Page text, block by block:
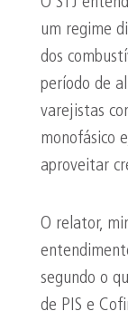
um regime
dos
período de
varejistas
monofásico
aproveitar
O relator,
segundo o
de PIS e